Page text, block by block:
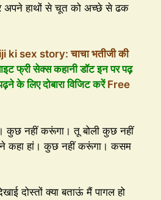
अपने हाथों से चूत को अच्छे से ढक
ki sex story: चाचा भतीजी की
फ्री सेक्स कहानी डॉट इन पर पढ़
के लिए दोबारा विजिट करेंFree
कुछ नहीं करूंगा। तू बोली कुछ नहीं
कहा हां। कुछ नहीं करूंगा। कसम
दोस्तों क्या बताऊं मैं पागल हो